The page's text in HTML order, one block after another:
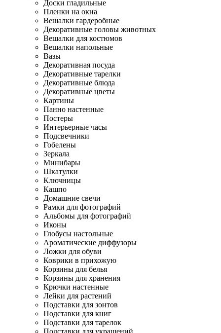
Доски гладильные
Пленки на окна
Вешалки гардеробные
Декоративные головы животных
Вешалки для костюмов
Вешалки напольные
Вазы
Декоративная посуда
Декоративные тарелки
Декоративные блюда
Декоративные цветы
Картины
Панно настенные
Постеры
Интерьерные часы
Подсвечники
Гобелены
Зеркала
Минибары
Шкатулки
Ключницы
Кашпо
Домашние свечи
Рамки для фотографий
Альбомы для фотографий
Иконы
Глобусы настольные
Ароматические диффузоры
Ложки для обуви
Коврики в прихожую
Корзины для белья
Корзины для хранения
Крючки настенные
Лейки для растений
Подставки для зонтов
Подставки для книг
Подставки для тарелок
Подставки для украшений